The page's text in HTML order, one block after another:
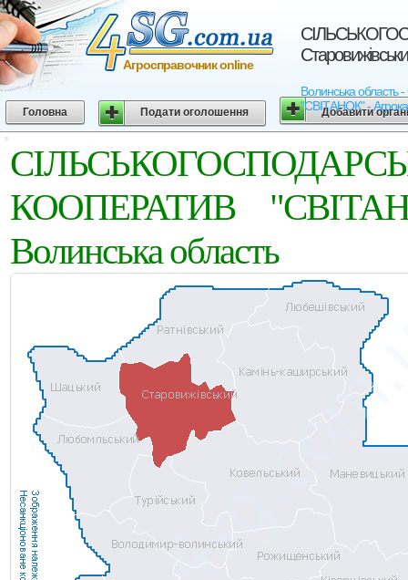
Волинська
"СВIТАНОК" -
Агросправочник online
Головна Подати оголошення Добавити
КООПЕРАТИВ
Волинська область